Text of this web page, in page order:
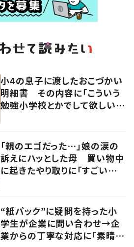
小4の息子に渡したおこづかい
明細書 その内容に「こういう
勉強小学校とかでして欲しい」
「親のエゴだった…」娘の涙の
訴えにハッとした母 買い物中
に起きたやり取りに「すごい分
“紙パック”に疑問を持った小
学生が企業に問い合わせ→企
業からの丁寧な対応に「素晴ら